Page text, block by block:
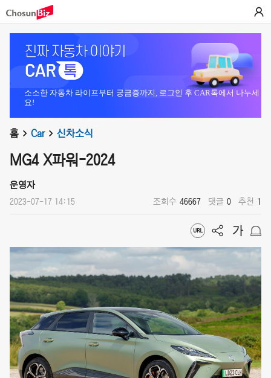
소소한 자동차 라이프부터 궁금증까지, 로그인 후 CAR톡에서 나누세
요!
홈 Car 신차소식
MG4 X파워-2024
운영자
2023-07-17 14:15 조회수 46667 댓글 0 추천 1